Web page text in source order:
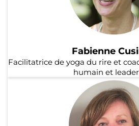
Fabienne
Facilitatrice de yoga du rire et
humain et